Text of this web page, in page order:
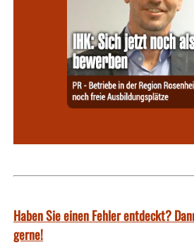
Haben Sie einen Fehler entdeckt?
gerne!